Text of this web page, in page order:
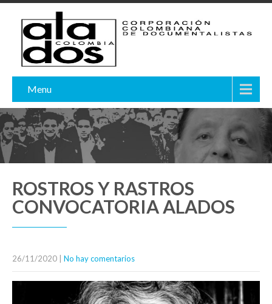
Menu
ROSTROS Y RASTROS
CONVOCATORIA ALADOS
26/11/2020 | No hay comentarios